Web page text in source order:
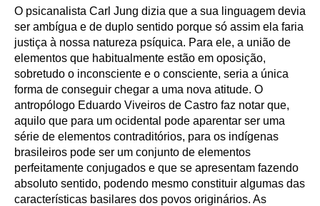
O psicanalista Carl Jung dizia que a sua linguagem devia
ser ambígua e de duplo sentido porque só assim ela faria
justiça à nossa natureza psíquica. Para ele, a união de
elementos que habitualmente estão em oposição,
sobretudo o inconsciente e o consciente, seria a única
forma de conseguir chegar a uma nova atitude. O
antropólogo Eduardo Viveiros de Castro faz notar que,
aquilo que para um ocidental pode aparentar ser uma
série de elementos contraditórios, para os indígenas
brasileiros pode ser um conjunto de elementos
perfeitamente conjugados e que se apresentam fazendo
absoluto sentido, podendo mesmo constituir algumas das
características basilares dos povos originários. As